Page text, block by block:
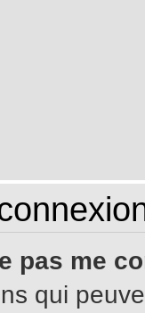
pas me
qui